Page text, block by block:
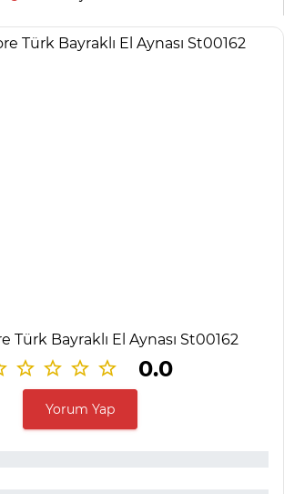
Türk Bayraklı El Aynası St00162
0.0
Yorum Yap